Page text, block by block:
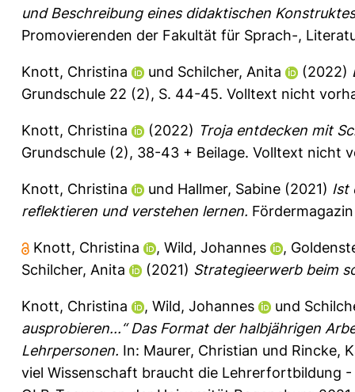
und Beschreibung eines didaktischen
Promovierenden der Fakultät für Sprach-,
Knott, Christina und Schilcher, Anita (2022)
Grundschule 22 (2), S. 44-45. Volltext nicht
Knott, Christina (2022) Troja entdecken mit
Grundschule (2), 38-43 + Beilage. Volltext nicht
Knott, Christina und Hallmer, Sabine (2021) Ist
reflektieren und verstehen lernen.
Knott, Christina , Wild, Johannes ,
Schilcher, Anita
(2021) Strategieerwerb beim
Knott, Christina , Wild, Johannes und
ausprobieren...“ Das Format der halbjährigen
Lehrpersonen. In: Maurer, Christian und Rincke,
viel Wissenschaft braucht die Lehrerfortbildung